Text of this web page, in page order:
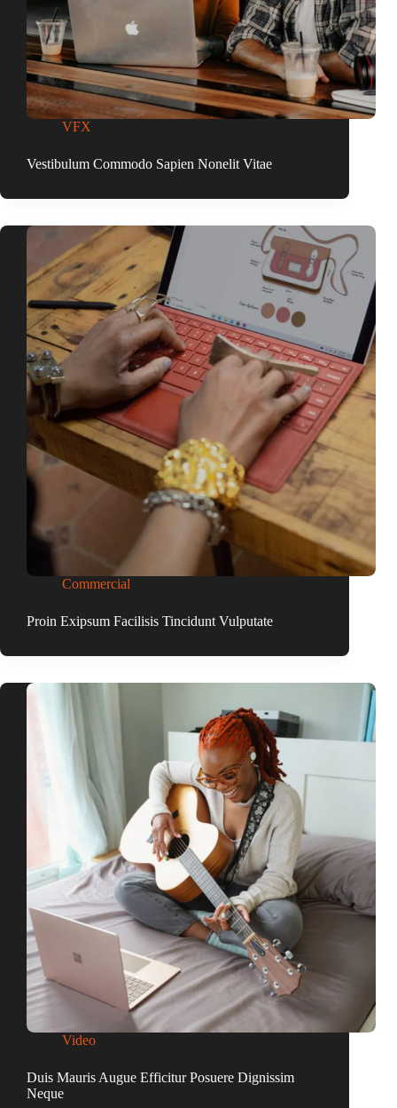
VFX
Vestibulum Commodo Sapien Nonelit Vitae
Commercial
Proin Exipsum Facilisis Tincidunt Vulputate
Video
Duis Mauris Augue Efficitur Posuere Dignissim
Neque